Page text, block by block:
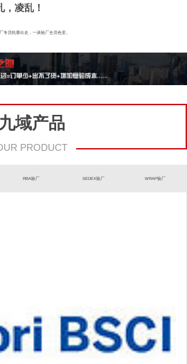
凌乱！
员轮番出走，一谈验厂全员色变。
九域产品
PRODUCT
RBA验厂 SEDEX验厂 WRAP验厂